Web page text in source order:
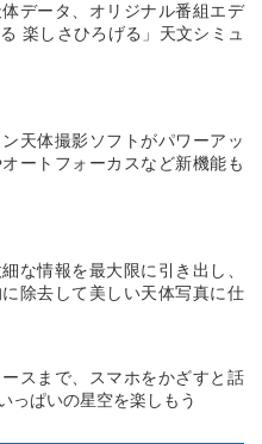
データ、オリジナル番組エデ
楽しさひろげる」天文シミュ
天体撮影ソフトがパワーアッ
ートフォーカスなど新機能も
な情報を最大限に引き出し、
除去して美しい天体写真に仕
スまで、スマホをかざすと話
っぱいの星空を楽しもう